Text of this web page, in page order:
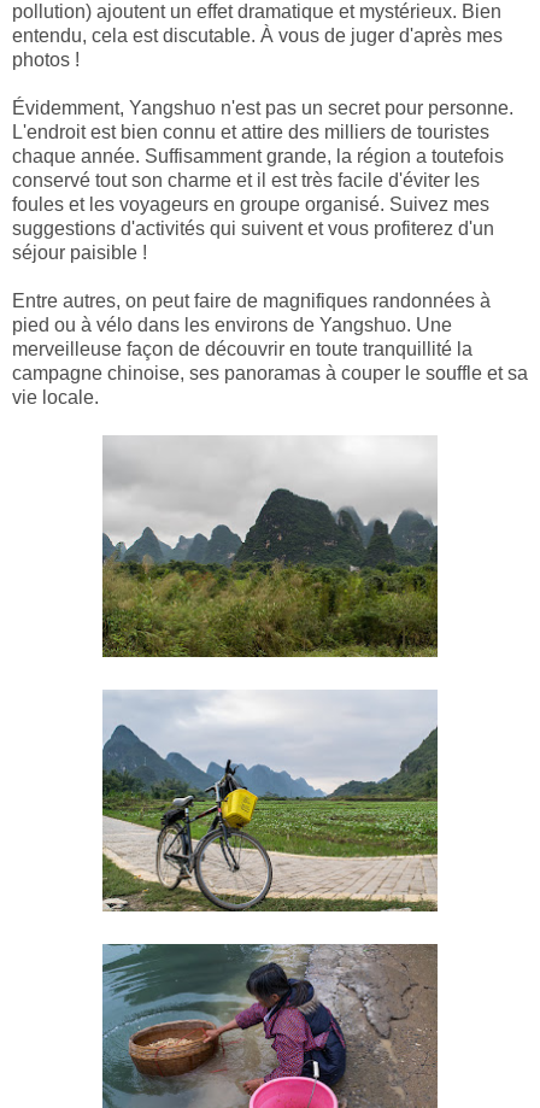
pollution) ajoutent un effet dramatique et mystérieux. Bien
entendu, cela est discutable. À vous de juger d'après mes
photos !
Évidemment, Yangshuo n'est pas un secret pour personne.
L'endroit est bien connu et attire des milliers de touristes
chaque année. Suffisamment grande, la région a toutefois
conservé tout son charme et il est très facile d'éviter les
foules et les voyageurs en groupe organisé. Suivez mes
suggestions d'activités qui suivent et vous profiterez d'un
séjour paisible !
Entre autres, on peut faire de magnifiques randonnées à
pied ou à vélo dans les environs de Yangshuo. Une
merveilleuse façon de découvrir en toute tranquillité la
campagne chinoise, ses panoramas à couper le souffle et sa
vie locale.